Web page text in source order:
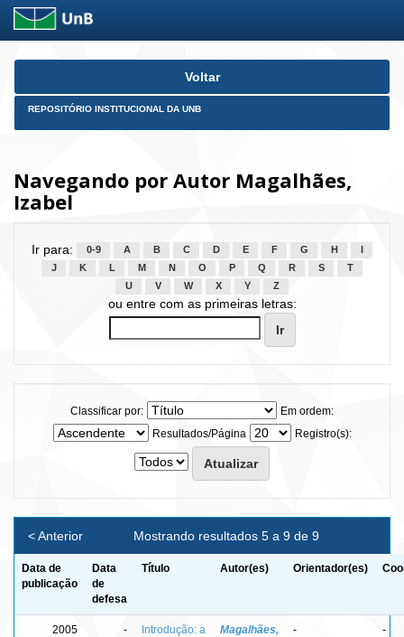
Skip
Voltar
REPOSITÓRIO INSTITUCIONAL DA UNB
Navegando por Autor Magalhães,
Izabel
Ir para: 0-9 A B C D E F G H
J
K L M N O P Q R S
T
U
V W X Y Z
ou entre com as primeiras letras:
Classificar por:
Em ordem:
Resultados/Página
Registro(s):
Mostrando resultados 5 a 9 de 9
< Anterior
Data de
publicação
Data
de
defesa
Título Autor(es) Orientador(es)
2005 -
Introdução: a
Magalhães,
- -